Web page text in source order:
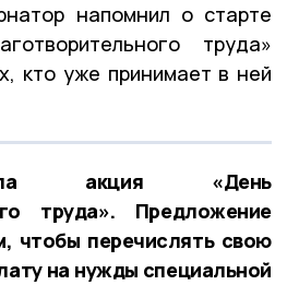
напомнил о старте
труда»
кто уже принимает в ней
акция «День
труда». Предложение
чтобы перечислять свою
на нужды специальной